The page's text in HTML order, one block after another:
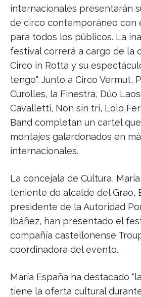
internacionales presentarán
de circo contemporáneo con
para todos los públicos. La
festival correrá a cargo de la
Circo in Rotta y su
tengo". Junto a Circo Vermut,
Curolles, la Finestra, Dúo
Cavalletti, Non sin tri, Lolo
Band completan un cartel
montajes galardonados en
internacionales.
La concejala de Cultura,
teniente de alcalde del Grao,
presidente de la Autoridad
Ibáñez, han presentado el
compañía castellonense
coordinadora del evento.
María España ha destacado
tiene la oferta cultural